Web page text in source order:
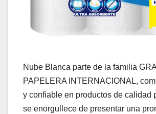
Nube Blanca parte de la familia
PAPELERA INTERNACIONAL,
y confiable en productos de calidad
se enorgullece de presentar una